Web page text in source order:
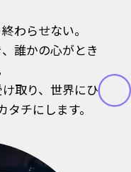
わらせない。
誰かの心がとき
取り、世界にひ
チにします。